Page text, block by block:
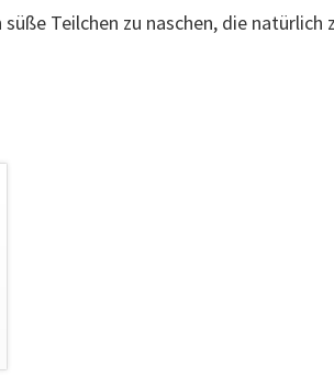
süße Teilchen zu naschen, die